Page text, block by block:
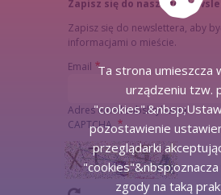
Zapisz się do naszego
Zapisz się do newslettera, aby
informacjami o mieście.
Email
Adres email subskrybenta
CAPTCHA
Ta strona umieszcza
urządzeniu tzw.
pozostawienie
przeglądarki
zgody na taką